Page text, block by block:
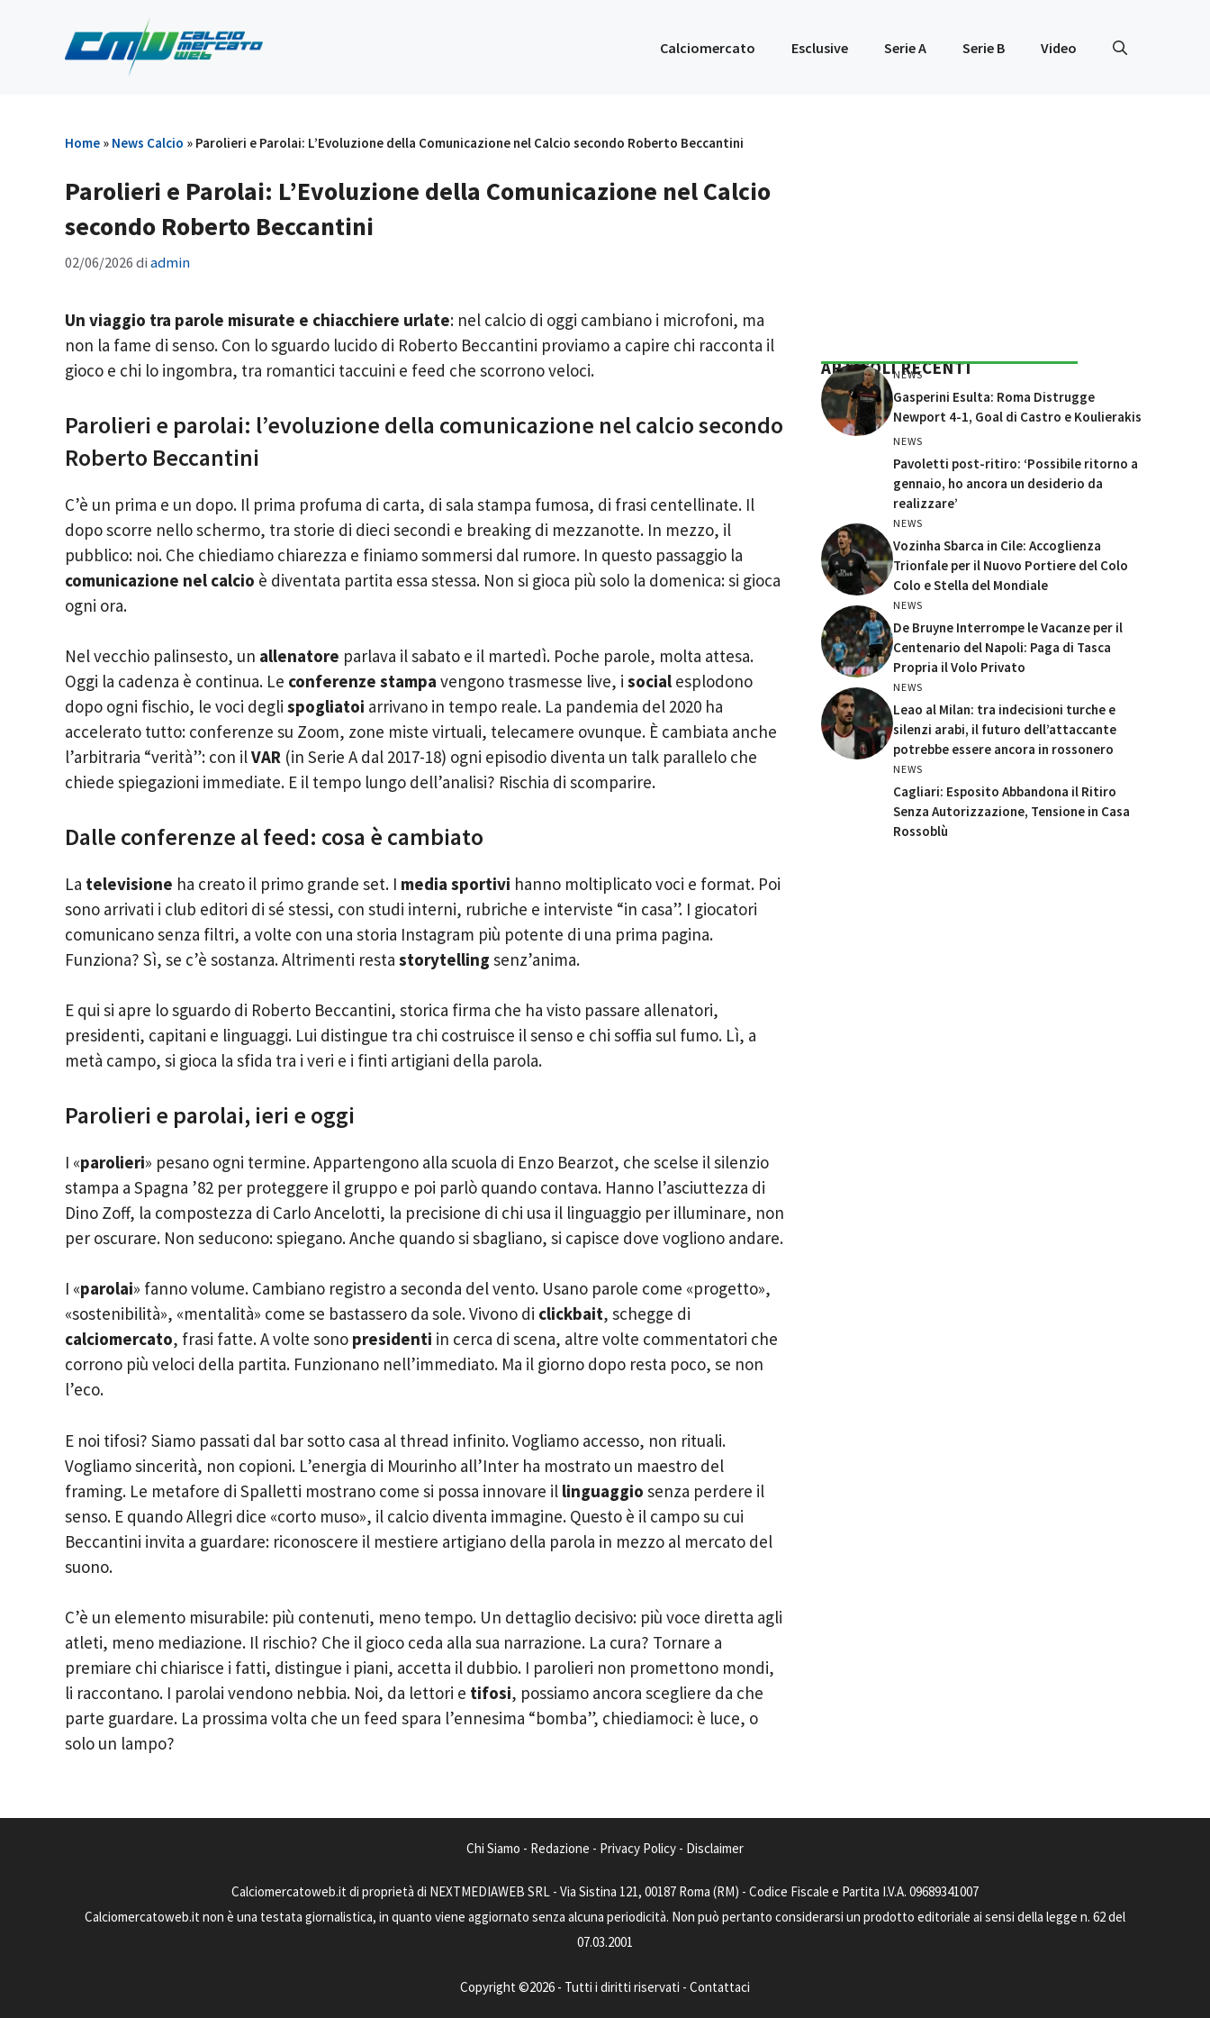
contenuto
Calciomercato Esclusive Serie A Serie B Video
Home » News Calcio » Parolieri e Parolai: L’Evoluzione della Comunicazione nel Calcio secondo Roberto Beccantini
Parolieri e Parolai: L’Evoluzione della Comunicazione nel Calcio
secondo Roberto Beccantini
02/06/2026 di admin
Un viaggio tra parole misurate e chiacchiere urlate: nel calcio di oggi cambiano i microfoni, ma
non la fame di senso. Con lo sguardo lucido di Roberto Beccantini proviamo a capire chi racconta il
gioco e chi lo ingombra, tra romantici taccuini e feed che scorrono veloci.
Parolieri e parolai: l’evoluzione della comunicazione nel calcio secondo
Roberto Beccantini
C’è un prima e un dopo. Il prima profuma di carta, di sala stampa fumosa, di frasi centellinate. Il
dopo scorre nello schermo, tra storie di dieci secondi e breaking di mezzanotte. In mezzo, il
pubblico: noi. Che chiediamo chiarezza e finiamo sommersi dal rumore. In questo passaggio la
comunicazione nel calcio è diventata partita essa stessa. Non si gioca più solo la domenica: si gioca
ogni ora.
Nel vecchio palinsesto, un allenatore parlava il sabato e il martedì. Poche parole, molta attesa.
Oggi la cadenza è continua. Le conferenze stampa vengono trasmesse live, i social esplodono
dopo ogni fischio, le voci degli spogliatoi arrivano in tempo reale. La pandemia del 2020 ha
accelerato tutto: conferenze su Zoom, zone miste virtuali, telecamere ovunque. È cambiata anche
l’arbitraria “verità”: con ilVAR (in Serie A dal 2017-18) ogni episodio diventa un talk parallelo che
chiede spiegazioni immediate. E il tempo lungo dell’analisi? Rischia di scomparire.
Dalle conferenze al feed: cosa è cambiato
La televisione ha creato il primo grande set. I media sportivi hanno moltiplicato voci e format. Poi
sono arrivati i club editori di sé stessi, con studi interni, rubriche e interviste “in casa”. I giocatori
comunicano senza filtri, a volte con una storia Instagram più potente di una prima pagina.
Funziona? Sì, se c’è sostanza. Altrimenti resta storytelling senz’anima.
E qui si apre lo sguardo di Roberto Beccantini, storica firma che ha visto passare allenatori,
presidenti, capitani e linguaggi. Lui distingue tra chi costruisce il senso e chi soffia sul fumo. Lì, a
metà campo, si gioca la sfida tra i veri e i finti artigiani della parola.
Parolieri e parolai, ieri e oggi
I «parolieri» pesano ogni termine. Appartengono alla scuola di Enzo Bearzot, che scelse il silenzio
stampa a Spagna ’82 per proteggere il gruppo e poi parlò quando contava. Hanno l’asciuttezza di
Dino Zoff, la compostezza di Carlo Ancelotti, la precisione di chi usa il linguaggio per illuminare, non
per oscurare. Non seducono: spiegano. Anche quando si sbagliano, si capisce dove vogliono andare.
I «parolai» fanno volume. Cambiano registro a seconda del vento. Usano parole come «progetto»,
«sostenibilità», «mentalità» come se bastassero da sole. Vivono di clickbait, schegge di
calciomercato, frasi fatte. A volte sono presidenti in cerca di scena, altre volte commentatori che
corrono più veloci della partita. Funzionano nell’immediato. Ma il giorno dopo resta poco, se non
l’eco.
E noi tifosi? Siamo passati dal bar sotto casa al thread infinito. Vogliamo accesso, non rituali.
Vogliamo sincerità, non copioni. L’energia di Mourinho all’Inter ha mostrato un maestro del
framing. Le metafore di Spalletti mostrano come si possa innovare il linguaggio senza perdere il
senso. E quando Allegri dice «corto muso», il calcio diventa immagine. Questo è il campo su cui
Beccantini invita a guardare: riconoscere il mestiere artigiano della parola in mezzo al mercato del
suono.
C’è un elemento misurabile: più contenuti, meno tempo. Un dettaglio decisivo: più voce diretta agli
atleti, meno mediazione. Il rischio? Che il gioco ceda alla sua narrazione. La cura? Tornare a
premiare chi chiarisce i fatti, distingue i piani, accetta il dubbio. I parolieri non promettono mondi,
li raccontano. I parolai vendono nebbia. Noi, da lettori e tifosi, possiamo ancora scegliere da che
parte guardare. La prossima volta che un feed spara l’ennesima “bomba”, chiediamoci: è luce, o
solo un lampo?
ARTICOLI RECENTI
NEWS
Gasperini Esulta: Roma Distrugge
Newport 4-1, Goal di Castro e Koulierakis
NEWS
Pavoletti post-ritiro: ‘Possibile ritorno a
gennaio, ho ancora un desiderio da
realizzare’
NEWS
Vozinha Sbarca in Cile: Accoglienza
Trionfale per il Nuovo Portiere del Colo
Colo e Stella del Mondiale
NEWS
De Bruyne Interrompe le Vacanze per il
Centenario del Napoli: Paga di Tasca
Propria il Volo Privato
NEWS
Leao al Milan: tra indecisioni turche e
silenzi arabi, il futuro dell’attaccante
potrebbe essere ancora in rossonero
NEWS
Cagliari: Esposito Abbandona il Ritiro
Senza Autorizzazione, Tensione in Casa
Rossoblù
Chi Siamo - Redazione - Privacy Policy - Disclaimer
Calciomercatoweb.it di proprietà di NEXTMEDIAWEB SRL - Via Sistina 121, 00187 Roma (RM) - Codice Fiscale e Partita I.V.A. 09689341007
Calciomercatoweb.it non è una testata giornalistica, in quanto viene aggiornato senza alcuna periodicità. Non può pertanto considerarsi un prodotto editoriale ai sensi della legge n. 62 del
07.03.2001
Copyright ©2026 - Tutti i diritti riservati - Contattaci